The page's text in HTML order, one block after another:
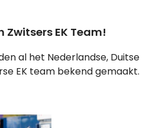
Zwitsers EK Team!
al het Nederlandse, Duitse
EK team bekend gemaakt.